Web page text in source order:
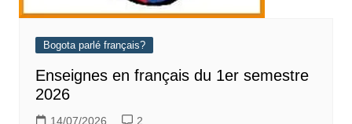
Bogota parlé français?
Enseignes en français du 1er semestre
2026
14/07/2026 2